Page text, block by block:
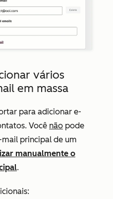
vários
em massa
para adicionar e-
Você não pode
principal de um
manualmente o
.